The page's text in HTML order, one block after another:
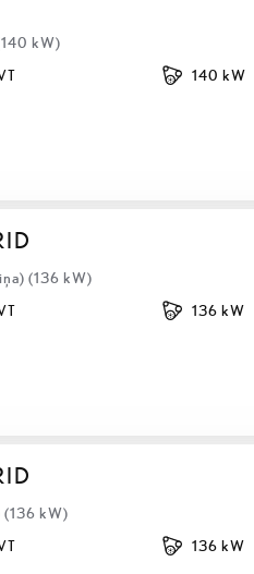
kW)
140 kW
(136 kW)
136 kW
kW)
136 kW